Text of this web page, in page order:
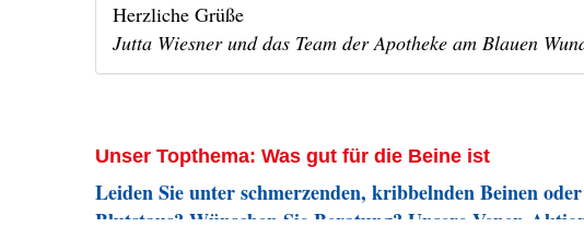
Herzliche Grüße
Jutta Wiesner und das Team der Apotheke am Blauen
Unser Topthema: Was gut für die Beine ist
Leiden Sie unter schmerzenden, kribbelnden Beinen
Blutstaus? Wünschen Sie Beratung? Unsere Venen-